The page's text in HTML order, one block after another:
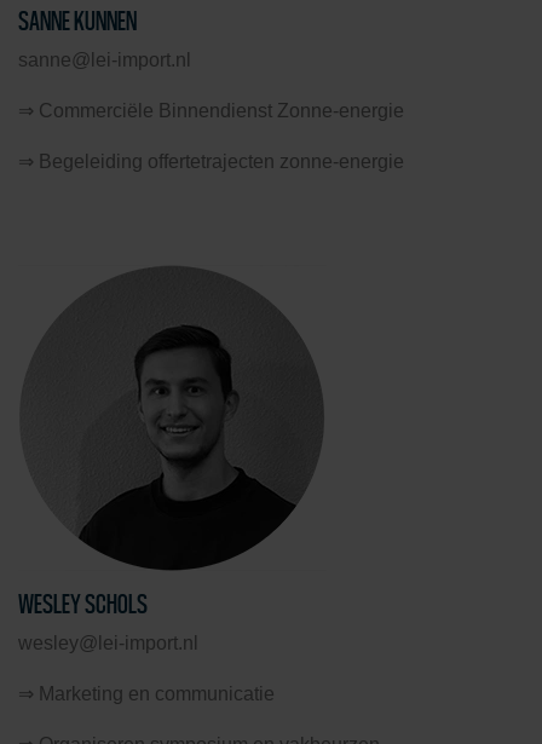
SANNE KUNNEN
sanne@lei-import.nl
⇒ Commerciële Binnendienst Zonne-energie
⇒ Begeleiding offertetrajecten zonne-energie
WESLEY SCHOLS
wesley@lei-import.nl
⇒ Marketing en communicatie